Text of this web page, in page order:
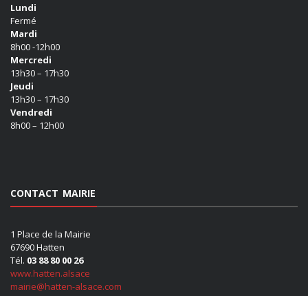
Lundi
Fermé
Mardi
8h00 -12h00
Mercredi
13h30 – 17h30
Jeudi
13h30 – 17h30
Vendredi
8h00 – 12h00
CONTACT MAIRIE
1 Place de la Mairie
67690 Hatten
Tél. 03 88 80 00 26
www.hatten.alsace
mairie@hatten-alsace.com